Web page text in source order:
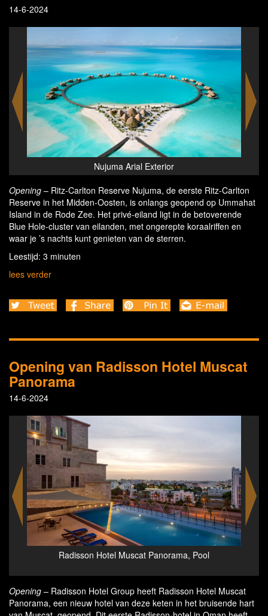
14-6-2024
Opening – Ritz-Carlton Reserve Nujuma, de eerste Ritz-Carlton
Reserve in het Midden-Oosten, is onlangs geopend op Ummahat
Island in de Rode Zee. Het privé-eiland ligt in de betoverende
Blue Hole-cluster van eilanden, met ongerepte koraalriffen en
waar je ’s nachts kunt genieten van de sterren.
Leestijd: 3 minuten
lees verder
Opening van Radisson Hotel Muscat
Panorama
14-6-2024
Panorama, Pool
Radisson Hotel Muscat Panorama,
Opening – Radisson Hotel Group heeft Radisson Hotel Muscat
Panorama, een nieuw hotel van deze keten in het bruisende hart